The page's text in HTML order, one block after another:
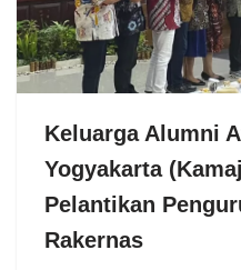
Keluarga Alumni
Yogyakarta
Pelantikan
Rakernas